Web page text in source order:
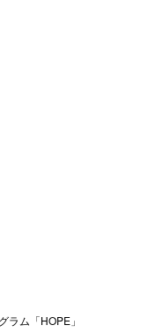
ラム「HOPE」